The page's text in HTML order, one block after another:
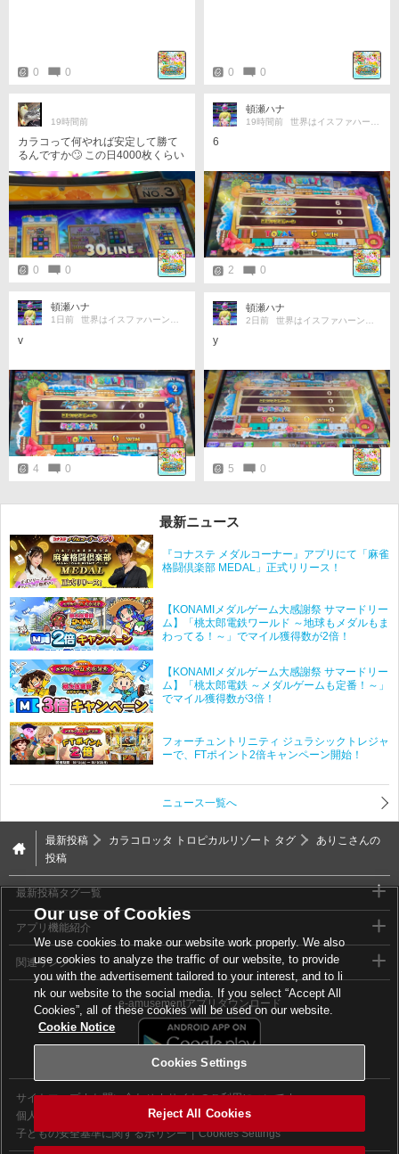
0 0 0 0
19時間前
カラコって何やれば安定して勝て
るんですか🙄 この日4000枚くらい
使った気がするから±0くらいだっ
た気がするんですよ サルサルベー
ジとかで地道に増やすのがいいん
ですかね？ ホームは設定クソなの
でオッズは狙えないですが…
0 0
頓瀬ハナ
19時間前 世界はイスファハーンの倍
6
2 0
頓瀬ハナ
1日前 世界はイスファハーンの倍
v
4 0
頓瀬ハナ
2日前 世界はイスファハーンの倍
y
5 0
最新ニュース
『コナステ メダルコーナー』アプリにて「麻雀
格闘倶楽部 MEDAL」正式リリース！
【KONAMIメダルゲーム大感謝祭 サマードリー
ム】「桃太郎電鉄ワールド ～地球もメダルもま
わってる！～」でマイル獲得数が2倍！
【KONAMIメダルゲーム大感謝祭 サマードリー
ム】「桃太郎電鉄 ～メダルゲームも定番！～」
でマイル獲得数が3倍！
フォーチュントリニティ ジュラシックトレジャ
ーで、FTポイント2倍キャンペーン開始！
ニュース一覧へ
最新投稿 カラコロッタ トロピカルリゾート タグ
ありこさんの
投稿
最新投稿タグ一覧
アプリ機能紹介
関連リンク
e-amusementアプリダウンロード
サイトマップ お問い合わせ
サイトのご利用について
個人情報等保護方針
外部送信について
子どもの安全基準に関するポリシー
Cookies Settings
Our use of Cookies
We use cookies to make our website work properly. We also
use cookies to analyze the traffic of our website, to provide
you with the advertisement tailored to your interest, and to li
nk our website to the social media. If you select “Accept All
Cookies”, all of these cookies will be used on our website.
Cookie Notice
Cookies Settings
Reject All Cookies